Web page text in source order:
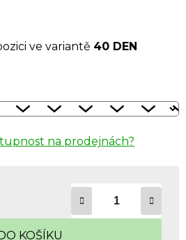
ve variantě 40 DEN
na prodejnách?
KOŠÍKU